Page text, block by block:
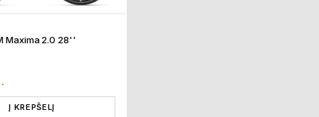
Maxima 2.0 28''
Į KREPŠELĮ